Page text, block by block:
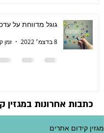
גוגל מדווחת על
8 בדצמ׳ 2022 זמן
כתבות אחרונות במגזין
מגזין קידום אתרים